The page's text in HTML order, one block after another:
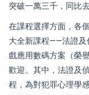
突破一萬三千，同比
在課程選擇方面，各
大全新課程——法證及
戲應用數碼方案（榮
歡迎。其中，法證及
程，為對犯罪心理學